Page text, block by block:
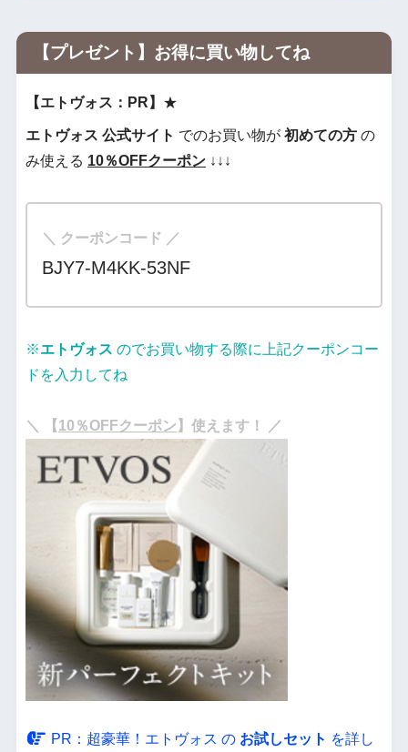
【プレゼント】お得に買い物してね
【エトヴォス：PR】 ★
エトヴォス 公式サイト でのお買い物が 初めての方の
み使える 10％OFFクーポン↓↓↓
＼ クーポンコード ／
BJY7-M4KK-53NF
※エトヴォス のでお買い物する際に上記クーポンコー
ドを入力してね
＼ 【10％OFFクーポン 】使えます！ ／
PR：超豪華！エトヴォス の お試しセット を詳し